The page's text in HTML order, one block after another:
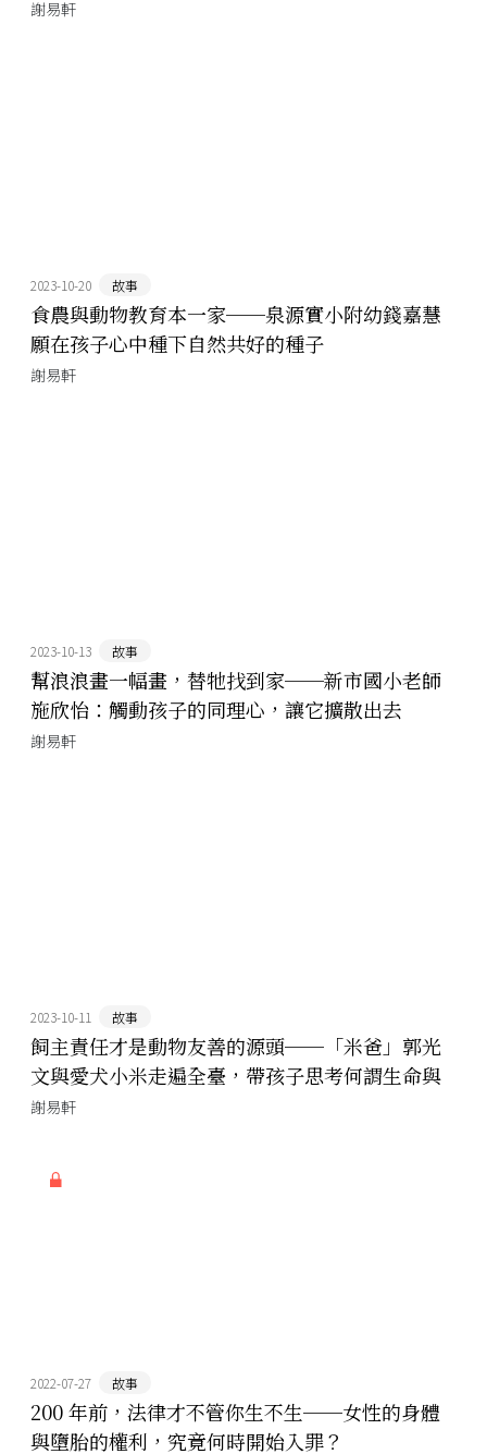
謝易軒
2023-10-20 故事
食農與動物教育本一家──泉源實小附幼錢嘉慧
願在孩子心中種下自然共好的種子
謝易軒
2023-10-13 故事
幫浪浪畫一幅畫，替牠找到家──新市國小老師
施欣怡：觸動孩子的同理心，讓它擴散出去
謝易軒
2023-10-11 故事
飼主責任才是動物友善的源頭──「米爸」郭光
文與愛犬小米走遍全臺，帶孩子思考何謂生命與
尊重
謝易軒
2022-07-27 故事
200 年前，法律才不管你生不生──女性的身體
與墮胎的權利，究竟何時開始入罪？